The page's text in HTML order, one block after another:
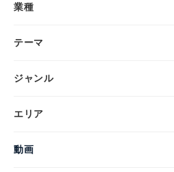
業種
テーマ
ジャンル
エリア
動画